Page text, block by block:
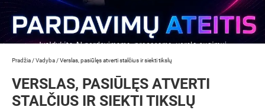
Pradžia /Vadyba /Verslas, pasiūlęs atverti stalčius ir siekti tikslų
VERSLAS, PASIŪLĘS ATVERTI
STALČIUS IR SIEKTI TIKSLŲ